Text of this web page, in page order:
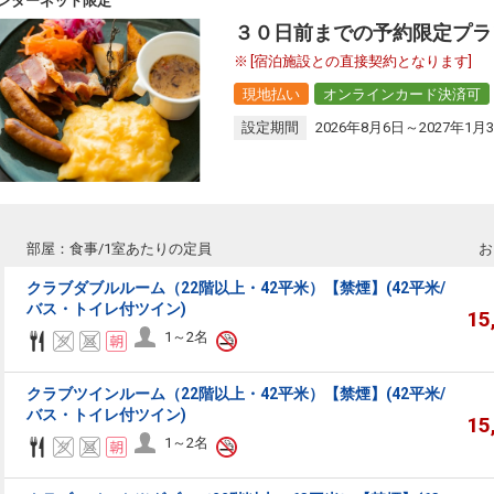
３０日前までの予約限定プ
[宿泊施設との直接契約となります]
現地払い
オンラインカード決済可
設定期間
2026年8月6日～2027年1月
部屋：食事/1室あたりの定員
クラブダブルルーム（22階以上・42平米）【禁煙】(42平米/
バス・トイレ付ツイン)
1～2名
クラブツインルーム（22階以上・42平米）【禁煙】(42平米/
バス・トイレ付ツイン)
1～2名